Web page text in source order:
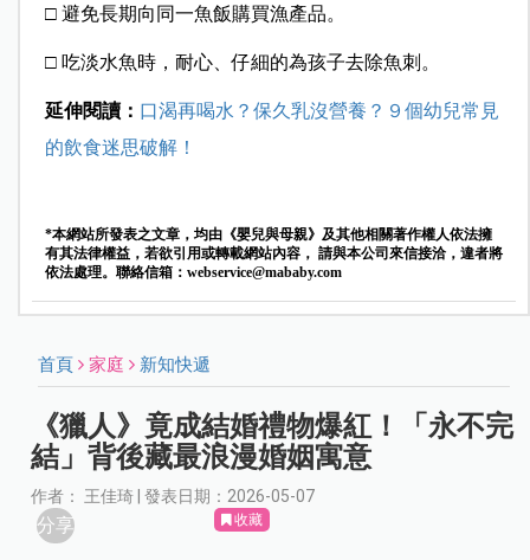
□ 避免長期向同一魚飯購買漁產品。
□ 吃淡水魚時，耐心、仔細的為孩子去除魚刺。
延伸閱讀： 口渴再喝水？保久乳沒營養？９個幼兒常見
的飲食迷思破解！
*本網站所發表之文章，均由《嬰兒與母親》及其他相關著作權人依法擁
有其法律權益，若欲引用或轉載網站內容， 請與本公司來信接洽，違者將
依法處理。聯絡信箱： webservice@mababy.com
首頁 家庭 新知快遞
《獵人》竟成結婚禮物爆紅！「永不完
結」背後藏最浪漫婚姻寓意
作者： 王佳琦 | 發表日期：2026-05-07
分享 收藏